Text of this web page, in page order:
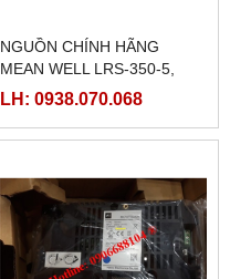
NGUỒN CHÍNH HÃNG
MEAN WELL LRS-350-5,
LRS-350-12, LRS-350-24,
LH: 0938.070.068